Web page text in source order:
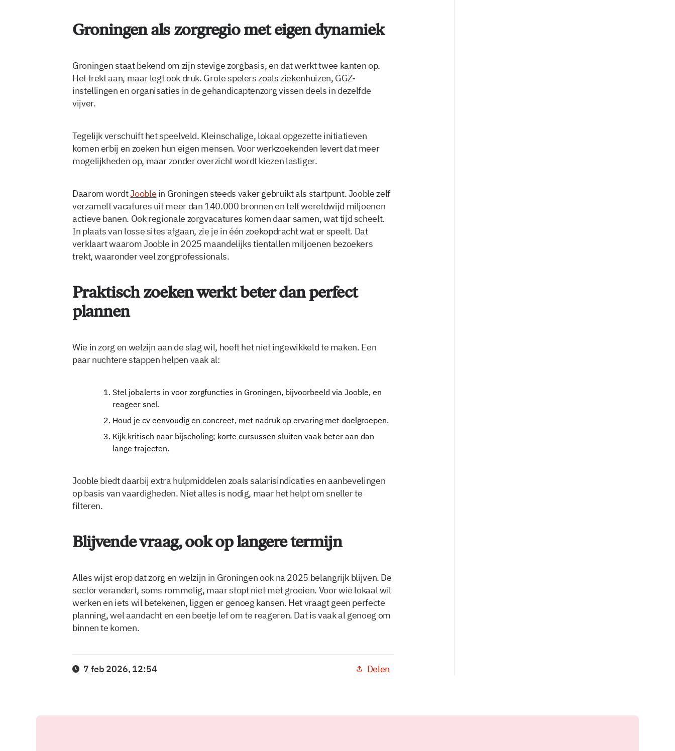
Groningen als zorgregio met eigen dynamiek
Groningen staat bekend om zijn stevige zorgbasis, en dat werkt twee kanten op.
Het trekt aan, maar legt ook druk. Grote spelers zoals ziekenhuizen, GGZ-
instellingen en organisaties in de gehandicaptenzorg vissen deels in dezelfde
vijver.
Tegelijk verschuift het speelveld. Kleinschalige, lokaal opgezette initiatieven
komen erbij en zoeken hun eigen mensen. Voor werkzoekenden levert dat meer
mogelijkheden op, maar zonder overzicht wordt kiezen lastiger.
Daarom wordtJooble in Groningen steeds vaker gebruikt als startpunt. Jooble zelf
verzamelt vacatures uit meer dan 140.000 bronnen en telt wereldwijd miljoenen
actieve banen. Ook regionale zorgvacatures komen daar samen, wat tijd scheelt.
In plaats van losse sites afgaan, zie je in één zoekopdracht wat er speelt. Dat
verklaart waarom Jooble in 2025 maandelijks tientallen miljoenen bezoekers
trekt, waaronder veel zorgprofessionals.
Praktisch zoeken werkt beter dan perfect
plannen
Wie in zorg en welzijn aan de slag wil, hoeft het niet ingewikkeld te maken. Een
paar nuchtere stappen helpen vaak al:
Stel jobalerts in voor zorgfuncties in Groningen, bijvoorbeeld via Jooble, en
reageer snel.
Houd je cv eenvoudig en concreet, met nadruk op ervaring met doelgroepen.
Kijk kritisch naar bijscholing; korte cursussen sluiten vaak beter aan dan
lange trajecten.
Jooble biedt daarbij extra hulpmiddelen zoals salarisindicaties en aanbevelingen
op basis van vaardigheden. Niet alles is nodig, maar het helpt om sneller te
filteren.
Blijvende vraag, ook op langere termijn
Alles wijst erop dat zorg en welzijn in Groningen ook na 2025 belangrijk blijven. De
sector verandert, soms rommelig, maar stopt niet met groeien. Voor wie lokaal wil
werken en iets wil betekenen, liggen er genoeg kansen. Het vraagt geen perfecte
planning, wel aandacht en een beetje lef om te reageren. Dat is vaak al genoeg om
binnen te komen.
7 feb 2026, 12:54 Delen